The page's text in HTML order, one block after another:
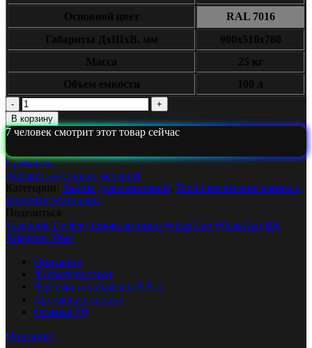
Основной цвет
RAL 7016
Габариты ДxШxВ, мм
900х510х780
Масса
25 кг
Объем емкости
100 л
Количество
Ванна
для
проверки
КС-013
В корзину
7 человек смотрит этот товар сейчас
Сравнить
Добавить в список желаний
Категории: Ванны для испытаний Технологические ванны и
моечные установки
Поделиться
Facebook Twitter Одноклассники WhatsApp WhatsApp ВК
Telegram Viber
Описание
Характеристики
Чертежи и покраска (RAL)
Доставка и оплата
Отзывы (0)
Описание